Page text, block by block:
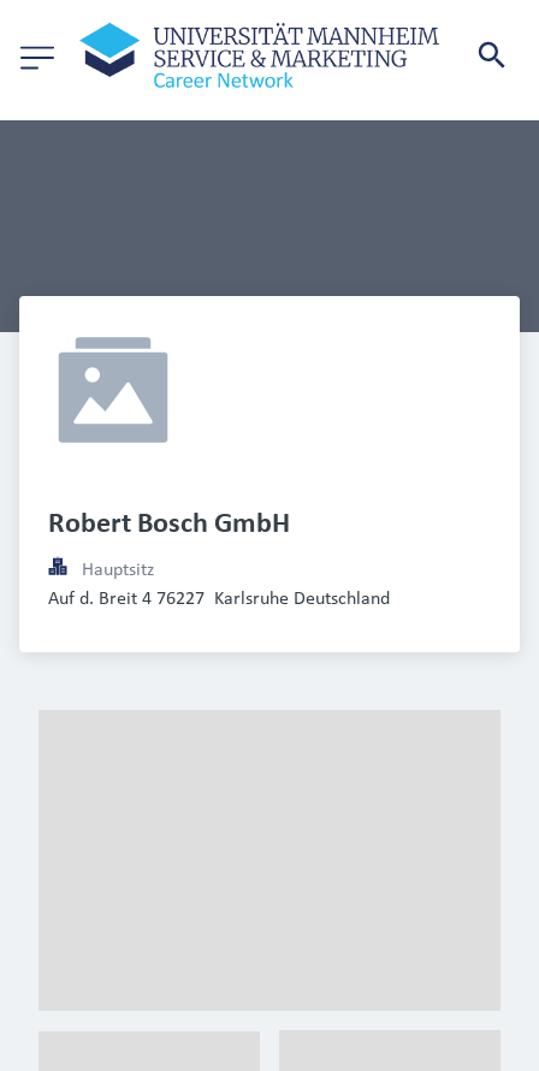
Robert Bosch GmbH
Hauptsitz
Auf d. Breit 4 76227  Karlsruhe Deutschland